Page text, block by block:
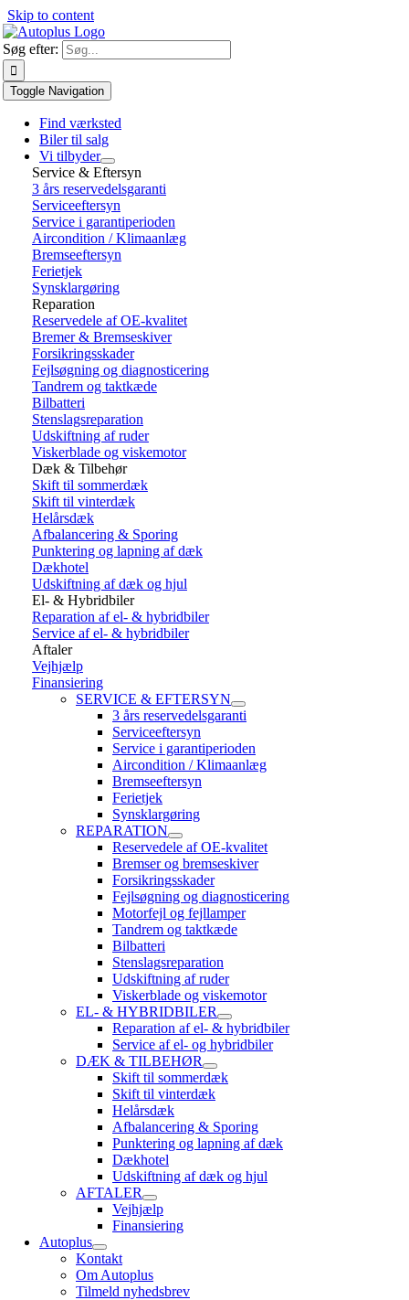
Skip to content
Søg efter:
Toggle Navigation
Find værksted
Biler til salg
Vi tilbyder
Service & Eftersyn
3 års reservedelsgaranti
Serviceeftersyn
Service i garantiperioden
Aircondition / Klimaanlæg
Bremseeftersyn
Ferietjek
Synsklargøring
Reparation
Reservedele af OE-kvalitet
Bremer & Bremseskiver
Forsikringsskader
Fejlsøgning og diagnosticering
Tandrem og taktkæde
Bilbatteri
Stenslagsreparation
Udskiftning af ruder
Viskerblade og viskemotor
Dæk & Tilbehør
Skift til sommerdæk
Skift til vinterdæk
Helårsdæk
Afbalancering & Sporing
Punktering og lapning af dæk
Dækhotel
Udskiftning af dæk og hjul
El- & Hybridbiler
Reparation af el- & hybridbiler
Service af el- & hybridbiler
Aftaler
Vejhjælp
Finansiering
SERVICE & EFTERSYN
3 års reservedelsgaranti
Serviceeftersyn
Service i garantiperioden
Aircondition / Klimaanlæg
Bremseeftersyn
Ferietjek
Synsklargøring
REPARATION
Reservedele af OE-kvalitet
Bremser og bremseskiver
Forsikringsskader
Fejlsøgning og diagnosticering
Motorfejl og fejllamper
Tandrem og taktkæde
Bilbatteri
Stenslagsreparation
Udskiftning af ruder
Viskerblade og viskemotor
EL- & HYBRIDBILER
Reparation af el- & hybridbiler
Service af el- og hybridbiler
DÆK & TILBEHØR
Skift til sommerdæk
Skift til vinterdæk
Helårsdæk
Afbalancering & Sporing
Punktering og lapning af dæk
Dækhotel
Udskiftning af dæk og hjul
AFTALER
Vejhjælp
Finansiering
Autoplus
Kontakt
Om Autoplus
Tilmeld nyhedsbrev